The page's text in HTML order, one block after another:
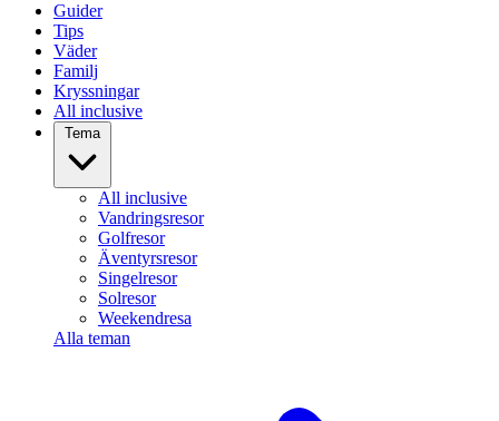
Guider
Tips
Väder
Familj
Kryssningar
All inclusive
Tema
All inclusive
Vandringsresor
Golfresor
Äventyrsresor
Singelresor
Solresor
Weekendresa
Alla teman